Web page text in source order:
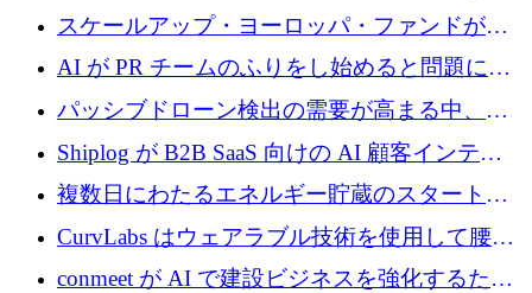
タートアップをシリーズAからBまで支援する
ために2億5,000万ドルのファンドIVを閉鎖
スケールアップ・ヨーロッパ・ファンドが初
の投資を行い、Iceeyeの10億ユーロのラウンド
を共同主導
AI が PR チームのふりをし始めると問題にな
ります
パッシブドローン検出の需要が高まる中、
Monava が資金調達ラウンドを終了
Shiplog が B2B SaaS 向けの AI 顧客インテリ
ジェンスを構築するために 100 万ドルを調達
複数日にわたるエネルギー貯蔵のスタートア
ップ、Ore Energy が新たな投資ラウンドで
4,300 万ドルを獲得
CurvLabs はウェアラブル技術を使用して腰痛
治療をどのように再考しているか
conmeet が AI で建設ビジネスを強化するため